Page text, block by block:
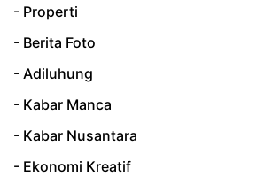
- Properti
- Berita Foto
- Adiluhung
- Kabar Manca
- Kabar Nusantara
- Ekonomi Kreatif